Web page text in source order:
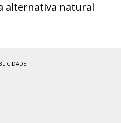
alternativa natural